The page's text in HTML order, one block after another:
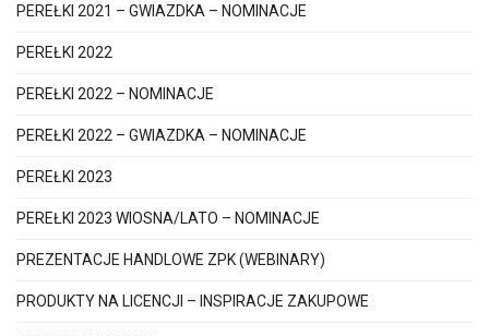
PEREŁKI 2021 – GWIAZDKA – NOMINACJE
PEREŁKI 2022
PEREŁKI 2022 – NOMINACJE
PEREŁKI 2022 – GWIAZDKA – NOMINACJE
PEREŁKI 2023
PEREŁKI 2023 WIOSNA/LATO – NOMINACJE
PREZENTACJE HANDLOWE ZPK (WEBINARY)
PRODUKTY NA LICENCJI – INSPIRACJE ZAKUPOWE